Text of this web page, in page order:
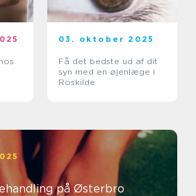
03. oktober 2025
Få det bedste ud af dit
syn med en øjenlæge i
Roskilde
på Østerbro